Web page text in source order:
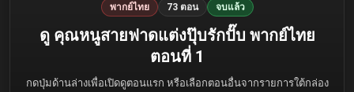
พากย์ไทย 73 ตอน จบแล้ว
ดู คุณหนูสายฟาดแต่งปุ๊บรักปั๊บ พากย์ไทย
ตอนที่ 1
กดปุ่มด้านล่างเพื่อเปิดดูตอนแรก หรือเลือกตอนอื่นจากรายการใต้กล่อง